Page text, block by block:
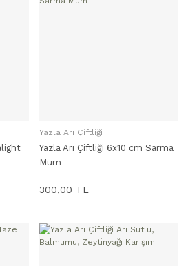
SEPETE EKLE
Yazla Arı Çiftliği
Yazla Arı Çiftliği 6x10 cm Sarma
Mum
300,00 TL